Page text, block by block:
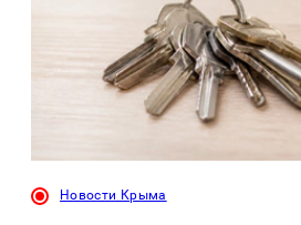
Новости Крыма